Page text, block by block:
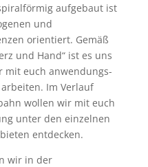
aufgebaut ist
und
orientiert. Gemäß
und Hand“ ist es uns
mit euch anwendungs-
Im Verlauf
wollen wir mit euch
unter den einzelnen
entdecken.
wir in der